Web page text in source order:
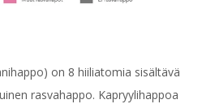
on 8 hiiliatomia sisältävä
rasvahappo. Kapryylihappoa